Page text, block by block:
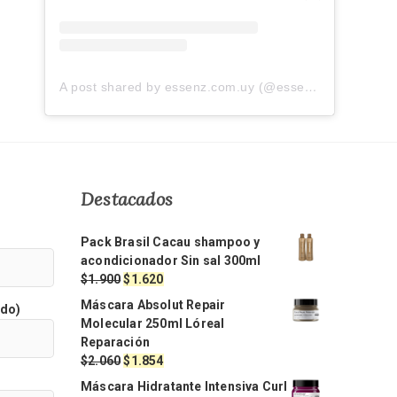
A post shared by essenz.com.uy (@essenz.com.uy)
Destacados
Pack Brasil Cacau shampoo y
acondicionador Sin sal 300ml
$1.900El
precio
original
era:
$1.900.
$1.620El
precio
actual
$1.620.
Máscara Absolut Repair
Molecular 250ml Lóreal
Reparación
$2.060El
precio
$1.854El
Máscara Hidratante Intensiva Curl